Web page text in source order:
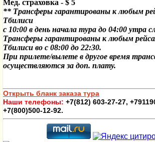
Мед. страховка - $ 5
** Трансферы гарантированы к любым
Тбилиси
с 10:00 в день начала тура до 04:00 утра
Трансферы гарантированы к любым
Тбилиси во с 08:00 до 22:30.
При прилете/вылете в другое время
осуществляются за доп. плату.
Открыть бланк заказа тура
Наши телефоны: +7(812) 603-27-27,
+7(800)500-12-92.